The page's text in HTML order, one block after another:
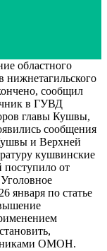
областного
нижнетагильского
сообщил
в ГУВД
главы Кушвы,
сообщения
и Верхней
кушвинские
поступило от
января по статье
ОМОН.